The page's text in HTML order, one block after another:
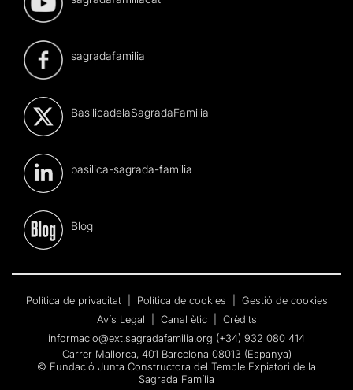
sagradafamilia
BasilicadelaSagradaFamilia
basilica-sagrada-familia
Blog
Política de privacitat Política de cookies
Gestió de cookies
Avís Legal
Canal ètic
Crèdits
informacio@ext.sagradafamilia.org (+34) 932 080 414
Carrer Mallorca, 401 Barcelona 08013 (Espanya)
© Fundació Junta Constructora del Temple Expiatori de la
Sagrada Família